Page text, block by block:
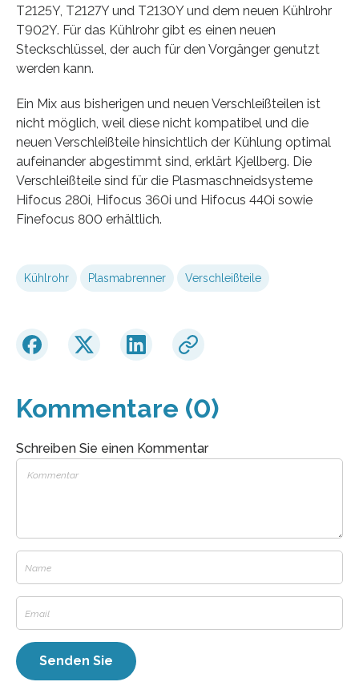
T2125Y, T2127Y und T2130Y und dem neuen Kühlrohr
T902Y. Für das Kühlrohr gibt es einen neuen
Steckschlüssel, der auch für den Vorgänger genutzt
werden kann.
Ein Mix aus bisherigen und neuen Verschleißteilen ist
nicht möglich, weil diese nicht kompatibel und die
neuen Verschleißteile hinsichtlich der Kühlung optimal
aufeinander abgestimmt sind, erklärt Kjellberg. Die
Verschleißteile sind für die Plasmaschneidsysteme
Hifocus 280i, Hifocus 360i und Hifocus 440i sowie
Finefocus 800 erhältlich.
Kühlrohr Plasmabrenner Verschleißteile
Kommentare (0)
Schreiben Sie einen Kommentar